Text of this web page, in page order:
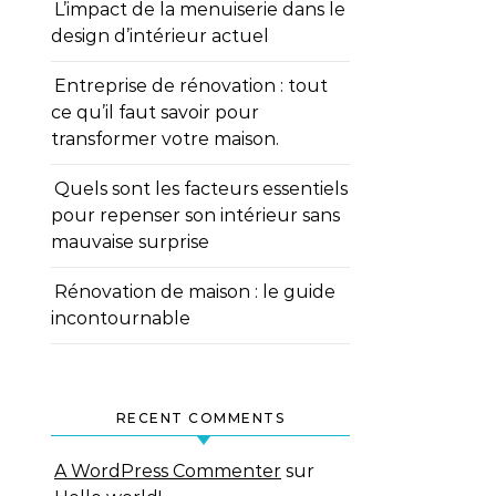
L’impact de la menuiserie dans le
design d’intérieur actuel
Entreprise de rénovation : tout
ce qu’il faut savoir pour
transformer votre maison.
Quels sont les facteurs essentiels
pour repenser son intérieur sans
mauvaise surprise
Rénovation de maison : le guide
incontournable
RECENT COMMENTS
A WordPress Commenter sur